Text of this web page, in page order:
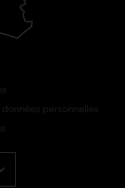
personnelles